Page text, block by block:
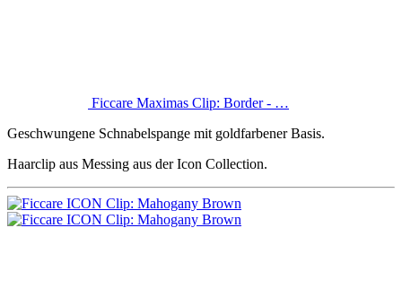
Ficcare Maximas Clip: Border - …
Geschwungene Schnabelspange mit goldfarbener Basis.
Haarclip aus Messing aus der Icon Collection.